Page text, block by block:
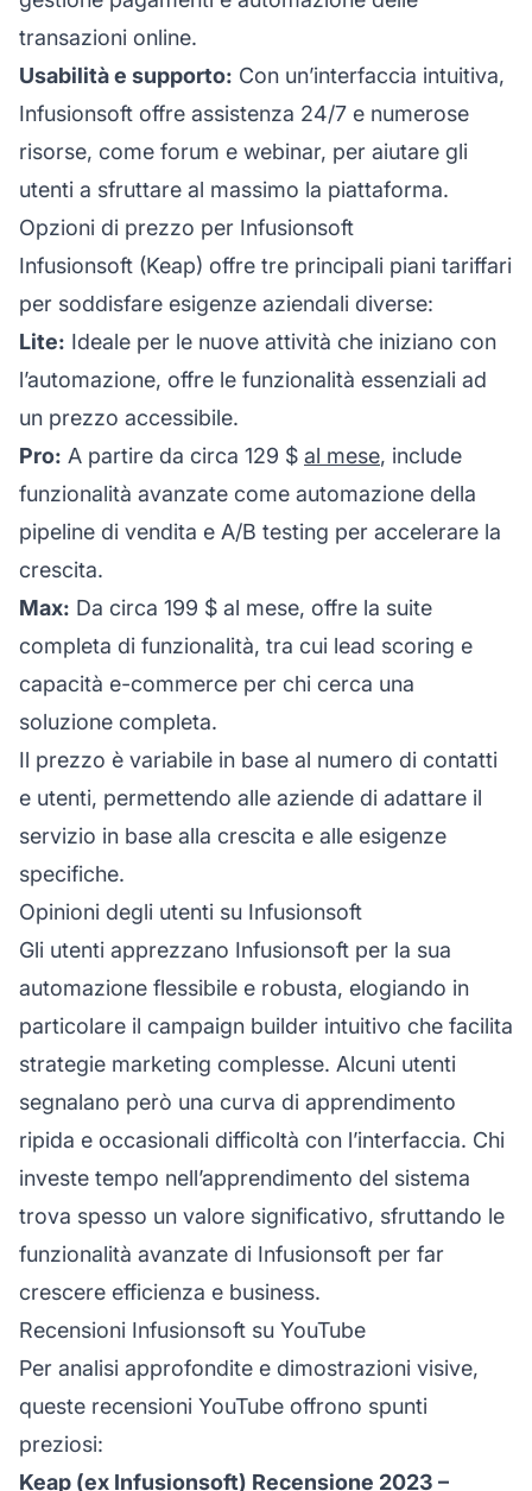
transazioni online.
Usabilità e supporto: Con un’interfaccia intuitiva,
Infusionsoft offre assistenza 24/7 e numerose
risorse, come forum e webinar, per aiutare gli
utenti a sfruttare al massimo la piattaforma.
Opzioni di prezzo per Infusionsoft
Infusionsoft (Keap) offre tre principali piani tariffari
per soddisfare esigenze aziendali diverse:
Lite: Ideale per le nuove attività che iniziano con
l’automazione, offre le funzionalità essenziali ad
un prezzo accessibile.
Pro: A partire da circa 129 $ al mese, include
funzionalità avanzate come automazione della
pipeline di vendita e A/B testing per accelerare la
crescita.
Max: Da circa 199 $ al mese, offre la suite
completa di funzionalità, tra cui lead scoring e
capacità e-commerce per chi cerca una
soluzione completa.
Il prezzo è variabile in base al numero di contatti
e utenti, permettendo alle aziende di adattare il
servizio in base alla crescita e alle esigenze
specifiche.
Opinioni degli utenti su Infusionsoft
Gli utenti apprezzano Infusionsoft per la sua
automazione flessibile e robusta, elogiando in
particolare il campaign builder intuitivo che facilita
strategie marketing complesse. Alcuni utenti
segnalano però una curva di apprendimento
ripida e occasionali difficoltà con l’interfaccia. Chi
investe tempo nell’apprendimento del sistema
trova spesso un valore significativo, sfruttando le
funzionalità avanzate di Infusionsoft per far
crescere efficienza e business.
Recensioni Infusionsoft su YouTube
Per analisi approfondite e dimostrazioni visive,
queste recensioni YouTube offrono spunti
preziosi:
Keap (ex Infusionsoft) Recensione 2023 –